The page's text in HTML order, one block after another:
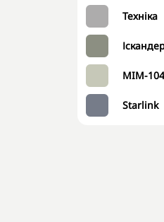
Техніка
MIM-
Starlink